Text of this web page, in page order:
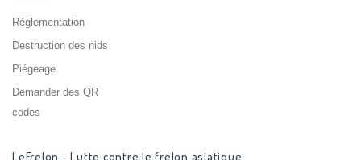
Réglementation
Destruction des nids
Piégeage
Demander des QR
codes
LeFrelon - Lutte contre le frelon asiatique